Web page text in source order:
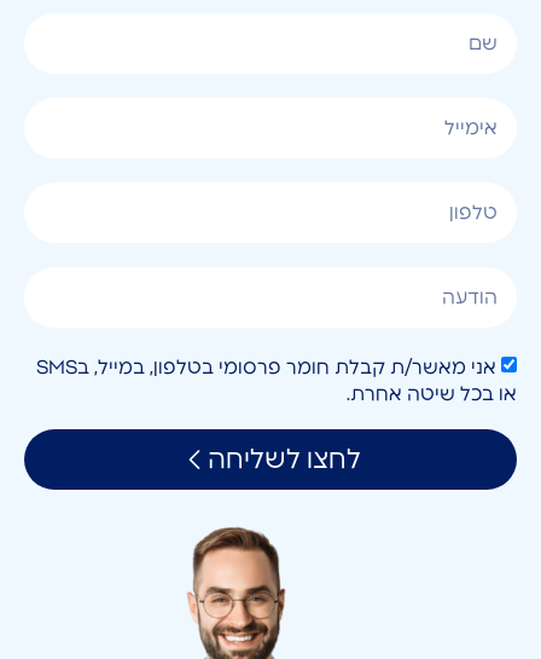
אני מאשר/ת קבלת חומר פרסומי בטלפון, במייל, בSMS
או בכל שיטה אחרת.
לחצו לשליחה